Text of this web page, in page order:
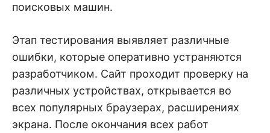
поисковых машин.
Этап тестирования выявляет различные
ошибки, которые оперативно устраняются
разработчиком. Сайт проходит проверку на
различных устройствах, открывается во
всех популярных браузерах, расширениях
экрана. После окончания всех работ